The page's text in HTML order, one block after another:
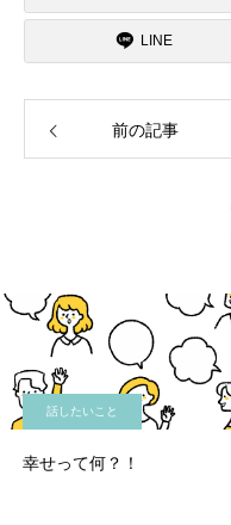
LINE
前の記事
話したいこと
幸せって何？！